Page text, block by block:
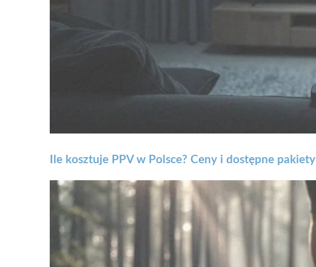
Ile kosztuje PPV w Polsce? Ceny i dostępne pakiety